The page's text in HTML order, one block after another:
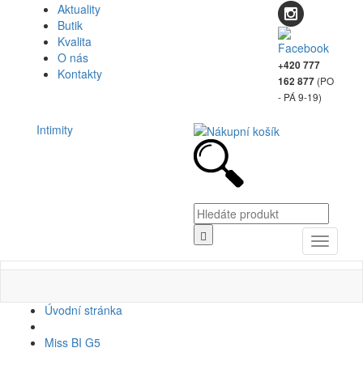
Aktuality
Butik
Kvalita
O nás
Kontakty
+420 777
162 877 (PO
- PÁ 9-19)
Intimity
Toggle
Úvodní stránka
Miss BI G5